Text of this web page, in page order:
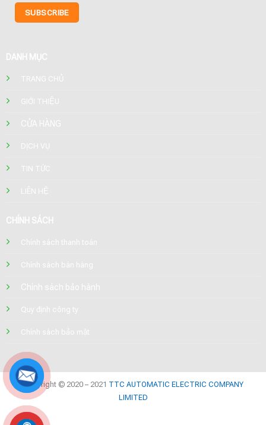
DANH MỤC
TRANG CHỦ
GIỚI THIỆU
CỬA HÀNG
DỊCH VỤ
TIN TỨC
LIÊN HỆ
CHÍNH SÁCH
Chính sách thanh toán
Chính sách bán hàng
Chính sách bảo hành
Quy định công ty
Chính sách bảo mật
Copyright © 2020 – 2021 TTC AUTOMATIC ELECTRIC COMPANY
LIMITED